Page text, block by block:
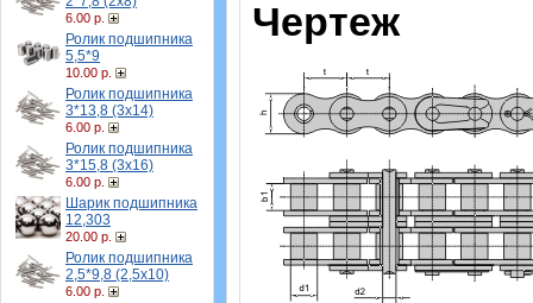
6.00 р.
Ролик подшипника
5,5*9
10.00 р.
Ролик подшипника
3*13,8 (3х14)
6.00 р.
Ролик подшипника
3*15,8 (3х16)
6.00 р.
Шарик подшипника
12,303
20.00 р.
Ролик подшипника
2,5*9,8 (2,5х10)
6.00 р.
Чертеж